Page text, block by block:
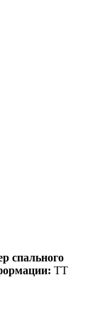
спального
ТТ